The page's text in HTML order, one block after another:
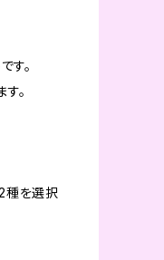
す。
。
種を選択